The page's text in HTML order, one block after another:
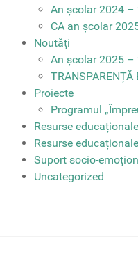
An școlar 2024 –
CA an școlar
Noutăți
An școlar 2025 –
TRANSPARENȚĂ
Proiecte
Programul
Resurse
Resurse
Suport socio-
Uncategorized